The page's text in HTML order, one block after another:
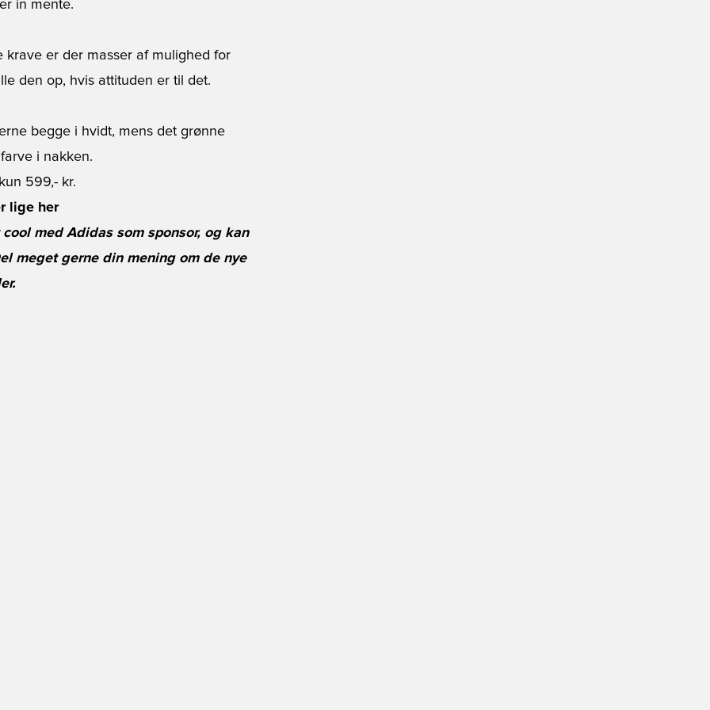
in mente.
krave er der masser af mulighed for
den op, hvis attituden er til det.
begge i hvidt, mens det grønne
i nakken.
599,- kr.
lige her
med Adidas som sponsor, og kan
meget gerne din mening om de nye